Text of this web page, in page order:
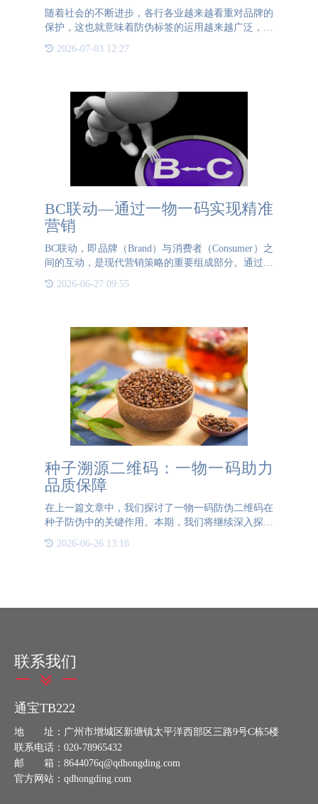
随着社会的不断进步，各行各业越来越看重对品牌的
保护，这也就意味着防伪标签的运用越来越广泛，在
那么我们生活中常见的是什么防伪标签呢？下面就给
2026-07-03 12:27
BC联动—通过一物一码实现精准
营销
BC联动，即品牌（Brand）与消费者（Consumer）之
间的互动，是现代营销策略的重要组成部分。通过一
物一码技术，品牌和消费者之间建立了精准的沟通渠
道。以下介绍BC联动如何帮助品牌实现精准营销。
2026-06-27 09:55
种子溯源二维码：一物一码助力
品质保障
在上一篇文章中，我们探讨了一物一码防伪二维码在
种子防伪中的关键作用。本期，我们将继续深入探讨
源功能。为什么种子需要溯源？种子作为农业生产的
2026-06-26 13:16
联系我们
通宝TB222
地 址：广州市增城区新塘镇太平洋西部区三路9号C栋5楼
联系电话：020-78965432
邮 箱：8644076q@qdhongding.com
官方网站：qdhongding.com